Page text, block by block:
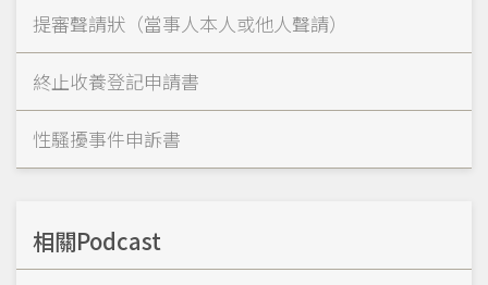
提審聲請狀（當事人本人或他人聲請）
終止收養登記申請書
性騷擾事件申訴書
相關Podcast